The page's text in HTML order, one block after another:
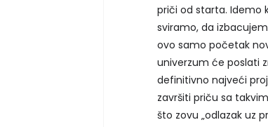
priči od starta. Idemo
sviramo, da
ovo samo početak
univerzum će poslati
definitivno najveći
završiti priču sa
što zovu „odlazak uz